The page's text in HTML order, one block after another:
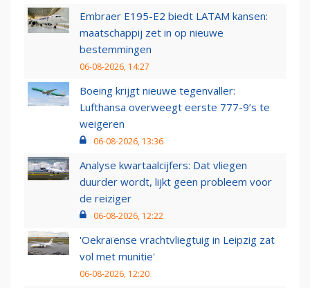
Embraer E195-E2 biedt LATAM kansen:
maatschappij zet in op nieuwe
bestemmingen
06-08-2026, 14:27
Boeing krijgt nieuwe tegenvaller:
Lufthansa overweegt eerste 777-9’s te
weigeren
06-08-2026, 13:36
Analyse kwartaalcijfers: Dat vliegen
duurder wordt, lijkt geen probleem voor
de reiziger
06-08-2026, 12:22
'Oekraïense vrachtvliegtuig in Leipzig zat
vol met munitie'
06-08-2026, 12:20